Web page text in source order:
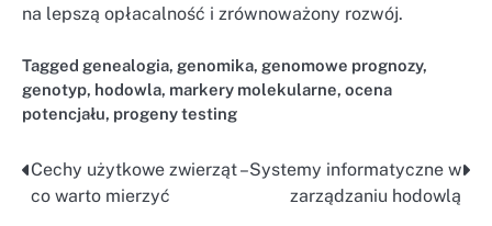
na lepszą opłacalność i zrównoważony rozwój.
Tagged genealogia, genomika, genomowe prognozy,
genotyp, hodowla, markery molekularne, ocena
potencjału, progeny testing
Nawigacja
Cechy użytkowe zwierząt –
co warto mierzyć
Systemy informatyczne w
zarządzaniu hodowlą